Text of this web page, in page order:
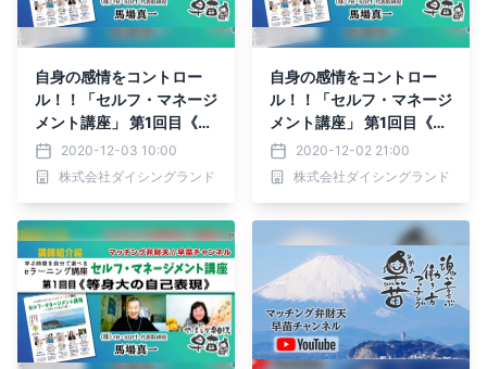
自身の感情をコントロー
ル！！「セルフ・マネージ
メント講座」 第1回目《等
身大の自己表現》講師紹介
編☆彡
2020-12-03 10:00
株式会社ダイシングランド
自身の感情をコントロー
ル！！「セルフ・マネージ
メント講座」 第1回目《等
身大の自己表現》講師紹介
編☆彡
2020-12-02 21:00
株式会社ダイシングランド